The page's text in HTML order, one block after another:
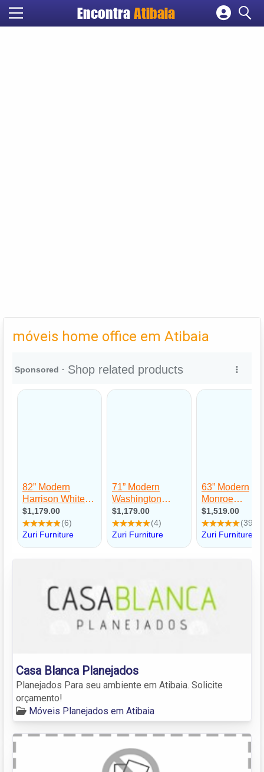
Encontra Atibaia
móveis home office em Atibaia
Casa Blanca Planejados
Planejados Para seu ambiente em Atibaia. Solicite
orçamento!
Móveis Planejados em Atibaia